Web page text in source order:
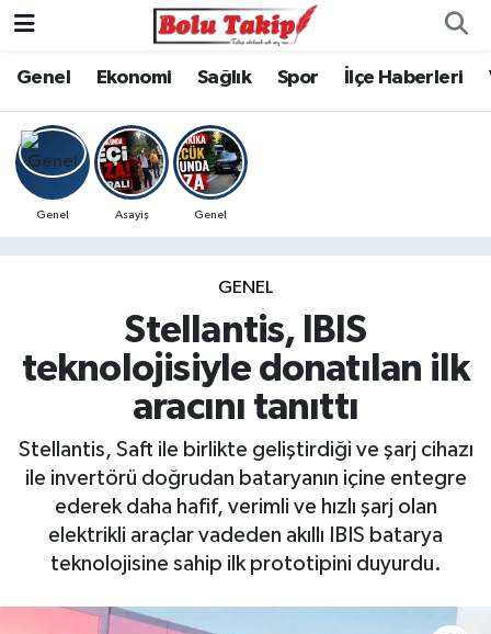
Genel Ekonomi Sağlık Spor İlçe Haberleri
Genel Asayiş Genel
GENEL
Stellantis, IBIS
teknolojisiyle donatılan ilk
aracını tanıttı
Stellantis, Saft ile birlikte geliştirdiği ve şarj cihazı
ile invertörü doğrudan bataryanın içine entegre
ederek daha hafif, verimli ve hızlı şarj olan
elektrikli araçlar vadeden akıllı IBIS batarya
teknolojisine sahip ilk prototipini duyurdu.